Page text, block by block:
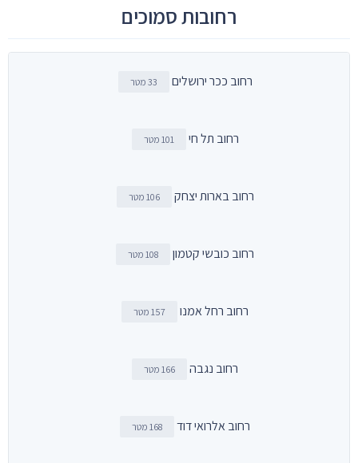
רחובות סמוכים
רחוב ככר ירושלים 33 מטר
רחוב תל חי 101 מטר
רחוב בארות יצחק 106 מטר
רחוב כובשי קטמון 108 מטר
רחוב רחל אמנו 157 מטר
רחוב נגבה 166 מטר
רחוב אלרואי דוד 168 מטר